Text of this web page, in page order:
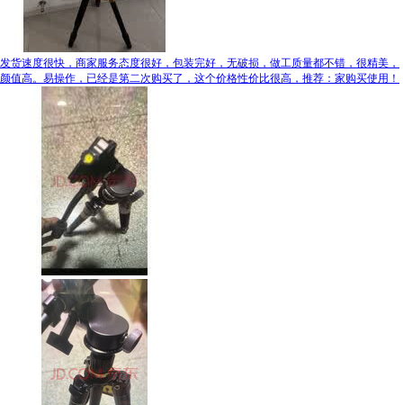
发货速度很快，商家服务态度很好，包装完好，无破损，做工质量都不错，很精美，
颜值高。易操作，已经是第二次购买了，这个价格性价比很高，推荐：家购买使用！